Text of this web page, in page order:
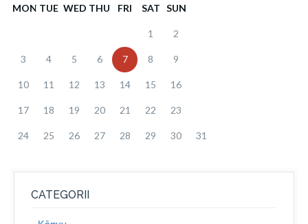
MON TUE WED THU FRI SAT SUN
1 2
3 4 5 6 7 8 9
10 11 12 13 14 15 16
17 18 19 20 21 22 23
24 25 26 27 28 29 30 31
CATEGORII